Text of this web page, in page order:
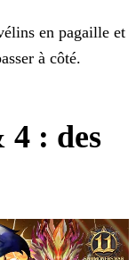
en pagaille et
à côté.
4 : des